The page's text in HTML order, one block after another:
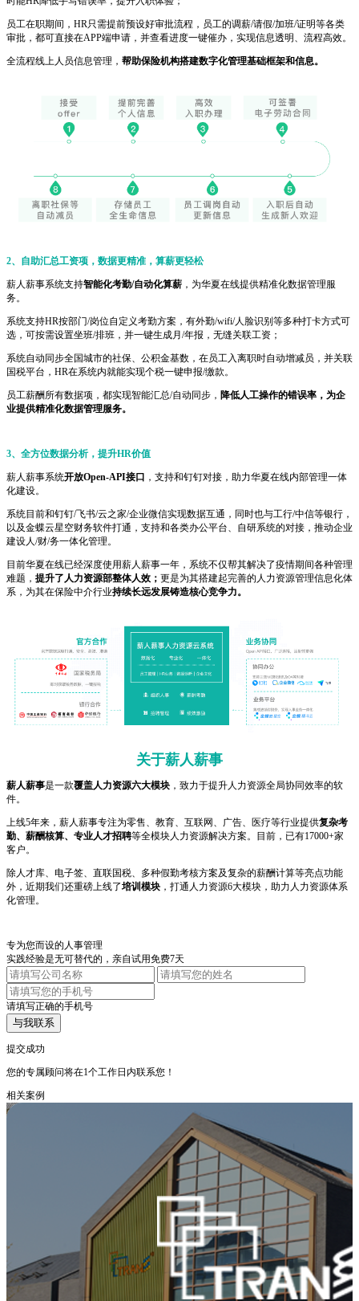
员工在职期间，HR只需提前预设好审批流程，员工的调薪/请假/加班/证明等各类
审批，都可直接在APP端申请，并查看进度一键催办，实现信息透明、流程高效。
全流程线上人员信息管理， 帮助保险机构搭建数字化管理基础框架和信息。
2、自助汇总工资项，数据更精准，算薪更轻松
薪人薪事系统支持智能化考勤/自动化算薪 ，为华夏在线提供精准化数据管理服
务。
系统支持HR按部门/岗位自定义考勤方案，有外勤/wifi/人脸识别等多种打卡方式可
选，可按需设置坐班/排班，并一键生成月/年报，无缝关联工资；
系统自动同步全国城市的社保、公积金基数，在员工入离职时自动增减员，并关联
国税平台，HR在系统内就能实现个税一键申报/缴款。
员工薪酬所有数据项，都实现智能汇总/自动同步， 降低人工操作的错误率，为企
业提供精准化数据管理服务。
3、全方位数据分析，提升HR价值
薪人薪事系统开放Open-API接口 ，支持和钉钉对接，助力华夏在线内部管理一体
化建设。
系统目前和钉钉/飞书/云之家/企业微信实现数据互通，同时也与工行/中信等银行，
以及金蝶云星空财务软件打通，支持和各类办公平台、自研系统的对接，推动企业
建设人/财/务一体化管理。
目前华夏在线已经深度使用薪人薪事一年，系统不仅帮其解决了疫情期间各种管理
难题， 提升了人力资源部整体人效； 更是为其搭建起完善的人力资源管理信息化体
系，为其在保险中介行业持续长远发展铸造核心竞争力。
关于薪人薪事
薪人薪事是一款覆盖人力资源六大模块 ，致力于提升人力资源全局协同效率的软
件。
上线5年来，薪人薪事专注为零售、教育、互联网、广告、医疗等行业提供复杂考
勤、薪酬核算、专业人才招聘等全模块人力资源解决方案。目前，已有17000+家
客户。
除人才库、电子签、直联国税、多种假勤考核方案及复杂的薪酬计算等亮点功能
外，近期我们还重磅上线了培训模块 ，打通人力资源6大模块，助力人力资源体系
化管理。
专为您而设的人事管理
实践经验是无可替代的，亲自试用免费7天
请填写正确的手机号
与我联系
提交成功
您的专属顾问将在1个工作日内联系您！
相关案例